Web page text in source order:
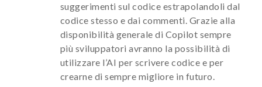
suggerimenti sul codice estrapolandoli dal
codice stesso e dai commenti. Grazie alla
disponibilità generale di Copilot sempre
più sviluppatori avranno la possibilità di
utilizzare l’AI per scrivere codice e per
crearne di sempre migliore in futuro.